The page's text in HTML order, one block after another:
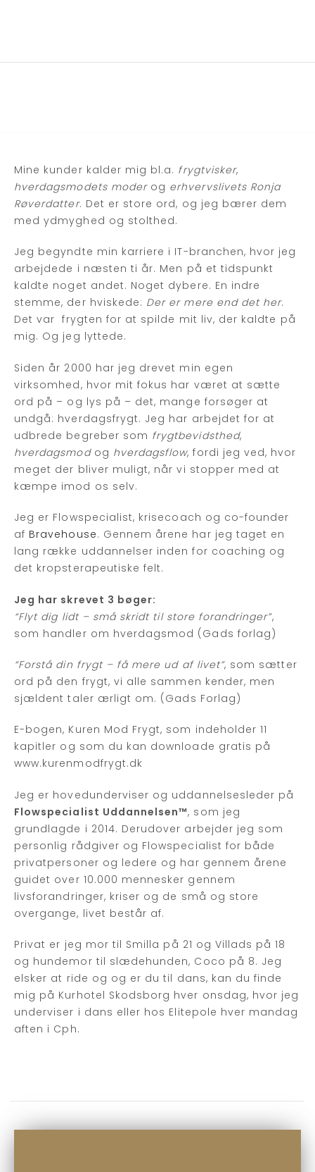
Mine kunder kalder mig bl.a. frygtvisker,
hverdagsmodets moderog erhvervslivets Ronja
Røverdatter. Det er store ord, og jeg bærer dem
med ydmyghed og stolthed.
Jeg begyndte min karriere i IT-branchen, hvor jeg
arbejdede i næsten ti år. Men på et tidspunkt
kaldte noget andet. Noget dybere. En indre
stemme, der hviskede: Der er mere end det her.
Det var frygten for at spilde mit liv, der kaldte på
mig. Og jeg lyttede.
Siden år 2000 har jeg drevet min egen
virksomhed, hvor mit fokus har været at sætte
ord på – og lys på – det, mange forsøger at
undgå: hverdagsfrygt. Jeg har arbejdet for at
udbrede begreber som frygtbevidsthed,
hverdagsmodog hverdagsflow, fordi jeg ved, hvor
meget der bliver muligt, når vi stopper med at
kæmpe imod os selv.
Jeg er Flowspecialist, krisecoach og co-founder
af Bravehouse. Gennem årene har jeg taget en
lang række uddannelser inden for coaching og
det kropsterapeutiske felt.
Jeg har skrevet 3 bøger:
“Flyt dig lidt – små skridt til store forandringer”,
som handler om hverdagsmod (Gads forlag)
“Forstå din frygt – få mere ud af livet”, som sætter
ord på den frygt, vi alle sammen kender, men
sjældent taler ærligt om. (Gads Forlag)
E-bogen, Kuren Mod Frygt, som indeholder 11
kapitler og som du kan downloade gratis på
www.kurenmodfrygt.dk
Jeg er hovedunderviser og uddannelsesleder på
Flowspecialist Uddannelsen™, som jeg
grundlagde i 2014. Derudover arbejder jeg som
personlig rådgiver og Flowspecialist for både
privatpersoner og ledere og har gennem årene
guidet over 10.000 mennesker gennem
livsforandringer, kriser og de små og store
overgange, livet består af.
Privat er jeg mor til Smilla på 21 og Villads på 18
og hundemor til slædehunden, Coco på 8. Jeg
elsker at ride og og er du til dans, kan du finde
mig på Kurhotel Skodsborg hver onsdag, hvor jeg
underviser i dans eller hos Elitepole hver mandag
aften i Cph.